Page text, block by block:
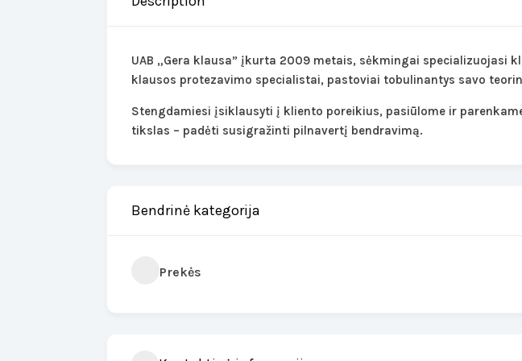
UAB „Gera klausa” įkurta 2009 metais, sėkmingai specializuojasi
klausos protezavimo specialistai, pastoviai tobulinantys savo
Stengdamiesi įsiklausyti į kliento poreikius, pasiūlome ir
tikslas – padėti susigražinti pilnavertį bendravimą.
Bendrinė kategorija
Prekės